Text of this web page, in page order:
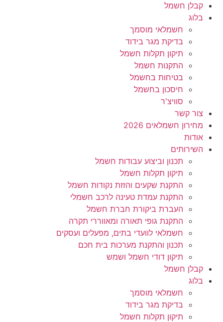
קבלן חשמל
בלוג
חשמלאי מוסמך
בדיקת מגר בידוד
תיקון תקלות חשמל
התקנות חשמל
בטיחות בחשמל
חיסכון בחשמל
סוויצ'ר
צור קשר
מחירון חשמלאים 2026
אודות
השירותים
תכנון וביצוע עבודות חשמל
תיקון תקלות חשמל
התקנת שקעים והזזת נקודות חשמל
התקנת עמדת טעינה לרכב חשמלי
העברת ביקורת חברת חשמל
התקנת גופי תאורה ומאווררי תקרה
חשמלאי לוועדי בתים, מפעלים ועסקים
תכנון והתקנת מערכות בית חכם
תיקון דודי חשמל ושמש
קבלן חשמל
בלוג
חשמלאי מוסמך
בדיקת מגר בידוד
תיקון תקלות חשמל